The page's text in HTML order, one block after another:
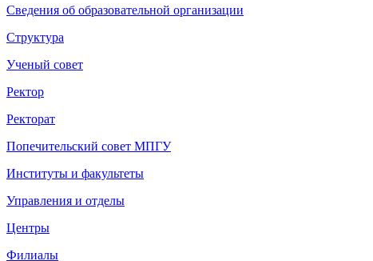
Сведения об образовательной организации
Структура
Ученый совет
Ректор
Ректорат
Попечительский совет МПГУ
Институты и факультеты
Управления и отделы
Центры
Филиалы